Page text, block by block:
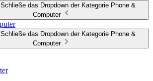
das Dropdown der Kategorie Phone &
Computer
das Dropdown der Kategorie Phone &
Computer